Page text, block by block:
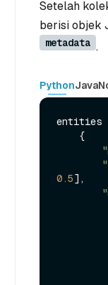
Setelah
berisi objek
metadata .
PythonJava
entities
0.5],